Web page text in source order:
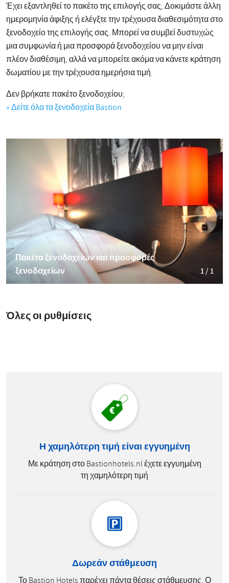
Έχει εξαντληθεί το πακέτο της επιλογής σας; Δοκιμάστε άλλη
ημερομηνία άφιξης ή ελέγξτε την τρέχουσα διαθεσιμότητα στο
ξενοδοχείο της επιλογής σας. Μπορεί να συμβεί δυστυχώς
μια συμφωνία ή μια προσφορά ξενοδοχείου να μην είναι
πλέον διαθέσιμη, αλλά να μπορείτε ακόμα να κάνετε κράτηση
δωματίου με την τρέχουσα ημερήσια τιμή.
Δεν βρήκατε πακέτο ξενοδοχείου;
» Δείτε όλα τα ξενοδοχεία Bastion
Πακέτα ξενοδοχείων και προσφορές
ξενοδοχείων
1 / 1
Όλες οι ρυθμίσεις
Η χαμηλότερη τιμή είναι εγγυημένη
Με κράτηση στο Bastionhotels.nl έχετε εγγυημένη
τη χαμηλότερη τιμή
Δωρεάν στάθμευση
Το Bastion Hotels παρέχει πάντα θέσεις στάθμευσης. Ο